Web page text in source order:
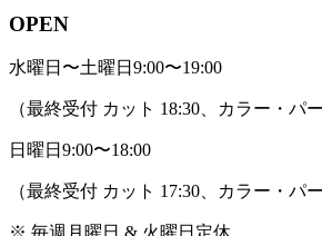
OPEN
水曜日〜土曜日 9:00〜19:00
（最終受付 カット 18:30、カラー・パー
日曜日 9:00〜18:00
（最終受付 カット 17:30、カラー・パー